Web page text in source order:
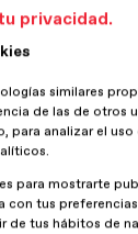
2019
los días de
privacidad.
similares
de las de otros
para analizar el uso
para mostrarte
con tus
de tus hábitos de